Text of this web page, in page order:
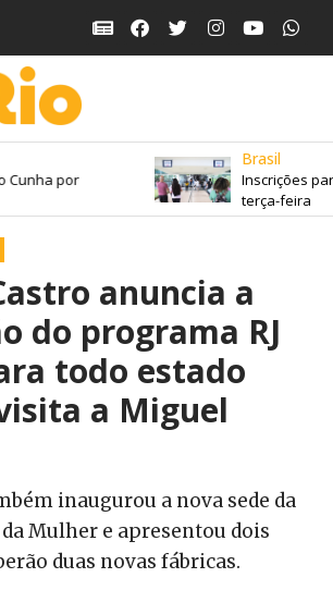
por
Brasil
Inscrições para
terça-feira
anuncia a
do programa RJ
todo estado
a Miguel
inaugurou a nova sede da
Mulher e apresentou dois
duas novas fábricas.